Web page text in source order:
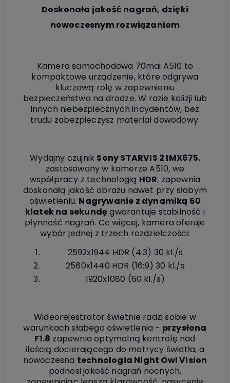
Doskonała jakość nagrań, dzięki
nowoczesnym rozwiązaniom
Kamera samochodowa 70mai A510 to
kompaktowe urządzenie, które odgrywa
kluczową rolę w zapewnieniu
bezpieczeństwa na drodze. W razie kolizji lub
innych niebezpiecznych incydentów, bez
trudu zabezpieczysz materiał dowodowy.
Wydajny czujnik Sony STARVIS 2 IMX675,
zastosowany w kamerze A510, we
współpracy z technologią HDR, zapewnia
doskonałą jakość obrazu nawet przy słabym
oświetleniu. Nagrywanie z dynamiką 60
klatek na sekundęgwarantuje stabilność i
płynność nagrań. Co więcej, kamera oferuje
wybór jednej z trzech rozdzielczości:
2592x1944 HDR (4:3) 30 kl./s
2560x1440 HDR (16:9) 30 kl./s
1920x1080 (60 kl./s)
Wideorejestrator świetnie radzi sobie w
warunkach słabego oświetlenia - przysłona
F1.8 zapewnia optymalną kontrolę nad
ilością docierającego do matrycy światła, a
nowoczesna technologia Night Owl Vision
podnosi jakość nagrań nocnych,